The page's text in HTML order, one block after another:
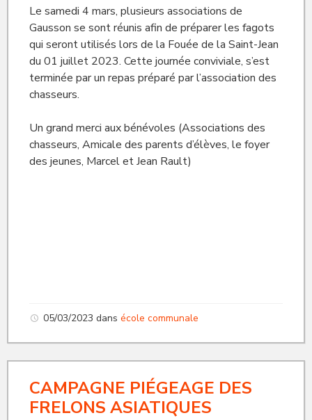
Le samedi 4 mars, plusieurs associations de
Gausson se sont réunis afin de préparer les fagots
qui seront utilisés lors de la Fouée de la Saint-Jean
du 01 juillet 2023. Cette journée conviviale, s’est
terminée par un repas préparé par l’association des
chasseurs.
Un grand merci aux bénévoles (Associations des
chasseurs, Amicale des parents d’élèves, le foyer
des jeunes, Marcel et Jean Rault)
05/03/2023 dans école communale
CAMPAGNE PIÉGEAGE DES
FRELONS ASIATIQUES